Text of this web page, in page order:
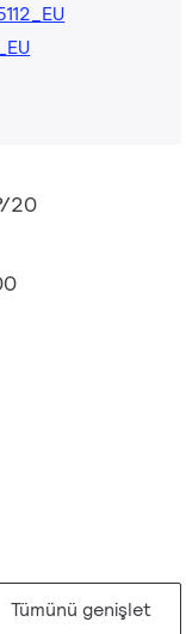
20
Tümünü genişlet